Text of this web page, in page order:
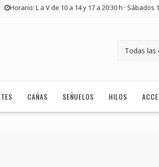
Horario: L a V de 10 a 14 y 17 a 20:30 h · Sábados
CAÑAS SEÑUELOS HILOS